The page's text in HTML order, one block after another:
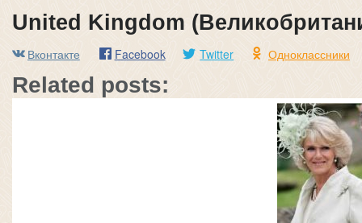
United Kingdom
Вконтакте Facebook Twitter Одноклассники
Related posts: